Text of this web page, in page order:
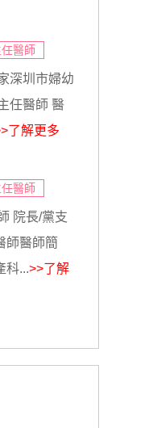
醫師
深圳市婦幼
任醫師 醫
了解更多
醫師
院長/黨支
師醫師簡
科...>>了解